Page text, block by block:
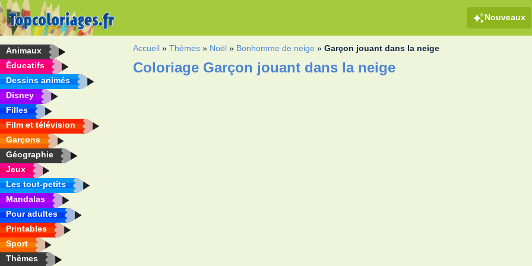
Nouveaux
Animaux
Éducatifs
Dessins animés
Disney
Filles
Film et télévision
Garçons
Géographie
Jeux
Les tout-petits
Mandalas
Pour adultes
Printables
Sport
Thèmes
Accueil »Thèmes » Noël » Bonhomme de neige »Garçon jouant dans la neige
Coloriage Garçon jouant dans la neige